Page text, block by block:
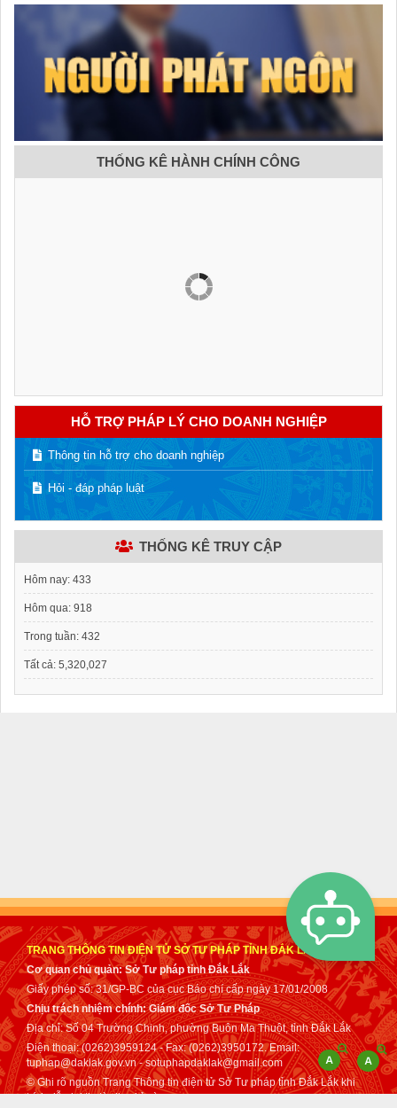
THỐNG KÊ HÀNH CHÍNH CÔNG
HỖ TRỢ PHÁP LÝ CHO DOANH NGHIỆP
Thông tin hỗ trợ cho doanh nghiệp
Hỏi - đáp pháp luật
THỐNG KÊ TRUY CẬP
Hôm nay: 433
Hôm qua: 918
Trong tuần: 432
Tất cả: 5,320,027
TRANG THÔNG TIN ĐIỆN TỬ SỞ TƯ PHÁP TỈNH ĐẮK LẮK
Cơ quan chủ quản: Sở Tư pháp tỉnh Đắk Lắk
Giấy phép số: 31/GP-BC của cục Báo chí cấp ngày 17/01/2008
Chịu trách nhiệm chính: Giám đốc Sở Tư Pháp
Địa chỉ: Số 04 Trường Chinh, phường Buôn Ma Thuột, tỉnh Đắk Lắk
Điện thoại: (0262)3959124 - Fax: (0262)3950172. Email:
tuphap@daklak.gov.vn - sotuphapdaklak@gmail.com
© Ghi rõ nguồn Trang Thông tin điện tử Sở Tư pháp tỉnh Đắk Lắk khi
trích dẫn lại tin từ địa chỉ này.